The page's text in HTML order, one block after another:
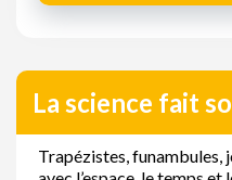
La science fait
Trapézistes, funambules,